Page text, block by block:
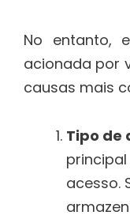
No entanto,
acionada por
causas mais
Tipo de
acesso.